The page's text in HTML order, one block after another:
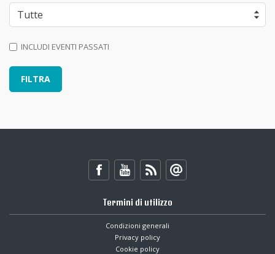
INCLUDI EVENTI PASSATI
Termini di utilizzo
Condizioni generali
Privacy policy
Cookie policy